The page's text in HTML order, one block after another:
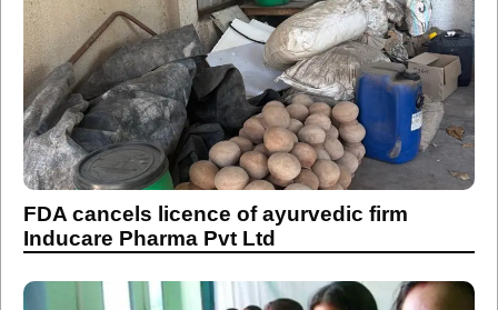
FDA cancels licence of ayurvedic firm
Inducare Pharma Pvt Ltd